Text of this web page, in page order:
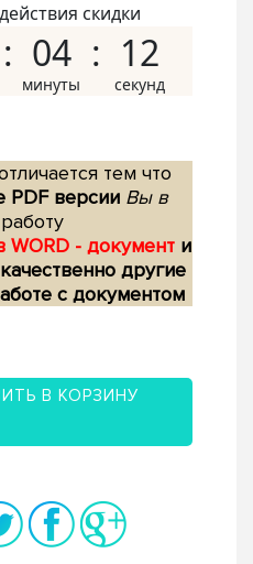
скидки
04 11
тем что
PDF версии Вы в
WORD - документ и
другие
с документом
В КОРЗИНУ